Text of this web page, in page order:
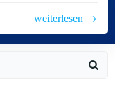
weiterlesen